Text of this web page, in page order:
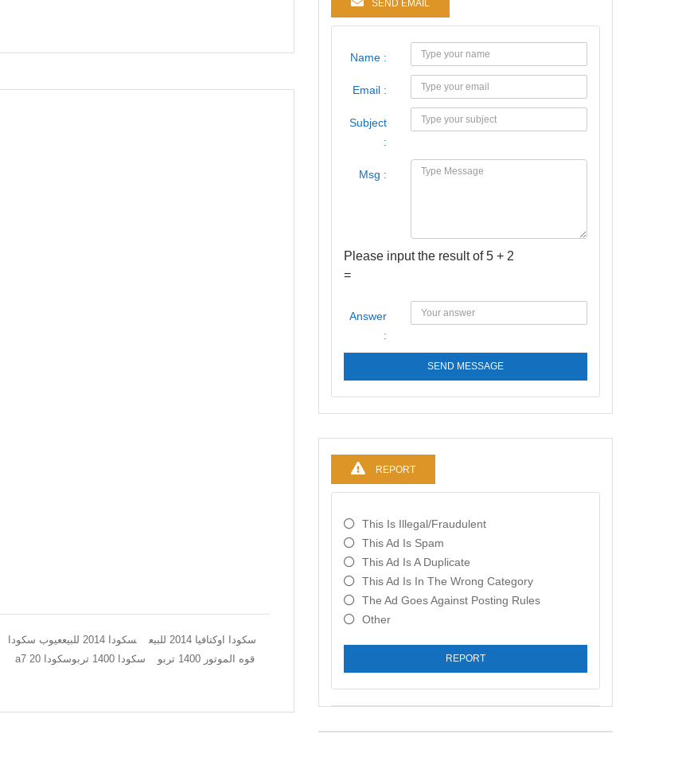
سكودا اوكتافيا 2014 للبيع سكودا 2014 للبيع
عيوب سكودا
ماهي عيوب سكودا a7 قوه الموتور 1400 تربو سكودا 1400 تربو
سكودا 20
SEND EMAIL
Name :
Email :
Subject
:
Msg :
Please input the result of 5 + 2
=
Answer
:
SEND MESSAGE
REPORT
This Is Illegal/fraudulent
This Ad Is Spam
This Ad Is A Duplicate
This Ad Is In The Wrong Category
The Ad Goes Against Posting Rules
Other
REPORT